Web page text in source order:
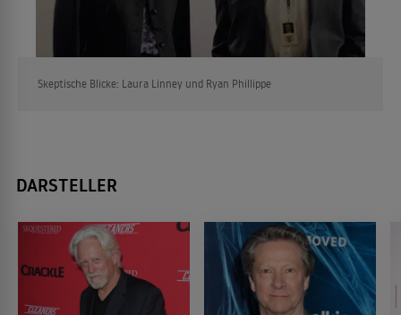
Skeptische Blicke: Laura Linney und Ryan Phillippe
DARSTELLER